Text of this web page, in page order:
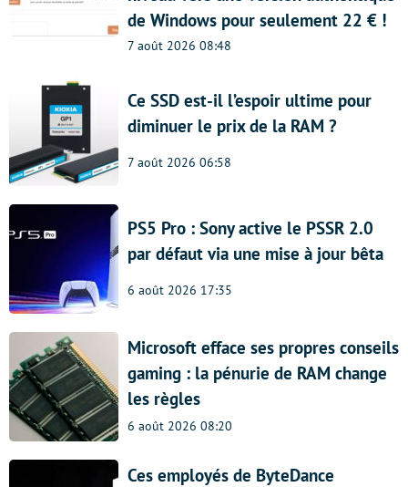
de Windows pour seulement 22 € !
7 août 2026 08:48
Ce SSD est-il l’espoir ultime pour
diminuer le prix de la RAM ?
7 août 2026 06:58
PS5 Pro : Sony active le PSSR 2.0
par défaut via une mise à jour bêta
6 août 2026 17:35
Microsoft efface ses propres conseils
gaming : la pénurie de RAM change
les règles
6 août 2026 08:20
Ces employés de ByteDance